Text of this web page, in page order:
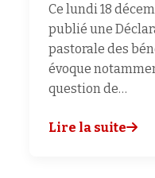
Ce lundi 18
publié une
pastorale des
évoque
question de…
Lire la suite